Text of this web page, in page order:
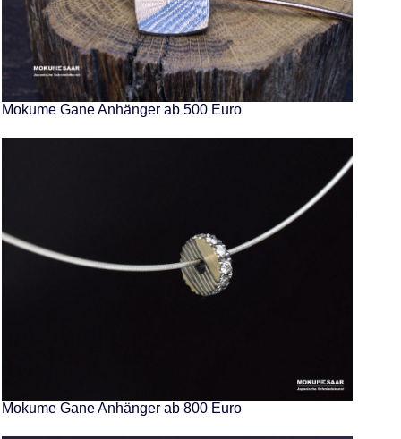
Mokume Gane Anhänger ab 500 Euro
Mokume Gane Anhänger ab 800 Euro